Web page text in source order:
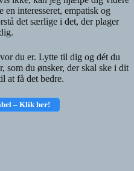
interesseret, empatisk og
det særlige i det, der plager
du er. Lytte til dig og dét du
som du ønsker, der skal ske i dit
at få det bedre.
– Klik her!